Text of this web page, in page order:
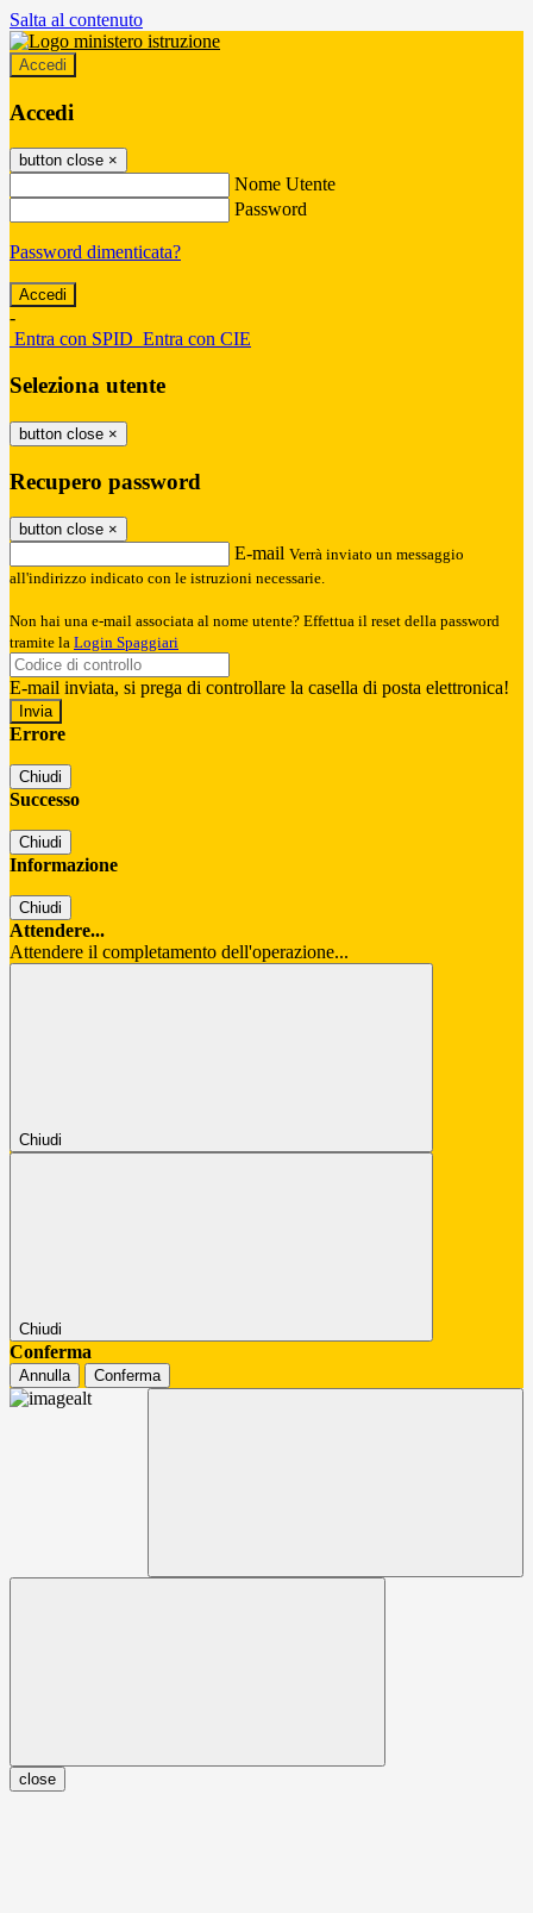
Salta al contenuto
Accedi
Accedi
button close ×
Nome Utente
Password
Password dimenticata?
-
Entra con SPID Entra con CIE
Seleziona utente
button close ×
Recupero password
button close ×
E-mail Verrà inviato un messaggio
all'indirizzo indicato con le istruzioni necessarie.
Non hai una e-mail associata al nome utente? Effettua il reset della password
tramite la Login Spaggiari
E-mail inviata, si prega di controllare la casella di posta elettronica!
Errore
Chiudi
Successo
Chiudi
Informazione
Chiudi
Attendere...
Attendere il completamento dell'operazione...
Chiudi
Chiudi
Conferma
Annulla Conferma
close